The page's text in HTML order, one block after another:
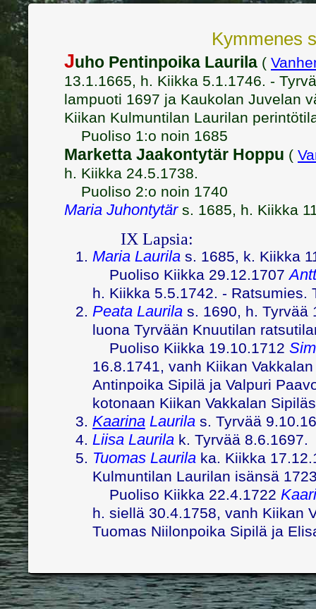
Kymmenes
Juho Pentinpoika Laurila (
13.1.1665, h. Kiikka 5.1.1746. -
lampuoti 1697 ja Kaukolan Juvelan
Kiikan Kulmuntilan Laurilan
Puoliso 1:o noin 1685
Marketta Jaakontytär Hoppu (
h. Kiikka 24.5.1738.
Puoliso 2:o noin 1740
Maria Juhontytärs. 1685, h. Kiikka
IX Lapsia:
Maria Laurila s. 1685, k. Kiikka
Puoliso Kiikka 29.12.1707
h. Kiikka 5.5.1742. - Ratsumies.
Peata Laurila s. 1690, h. Tyrvää
luona Tyrvään Knuutilan
Puoliso Kiikka 19.10.1712
16.8.1741, vanh Kiikan
Antinpoika Sipilä ja Valpuri
kotonaan Kiikan Vakkalan
Kaarina Laurila s. Tyrvää
Liisa Laurila k. Tyrvää 8.6.1697.
Tuomas Laurila ka. Kiikka
Kulmuntilan Laurilan isänsä
Puoliso Kiikka 22.4.1722
h. siellä 30.4.1758, vanh Kiikan
Tuomas Niilonpoika Sipilä ja